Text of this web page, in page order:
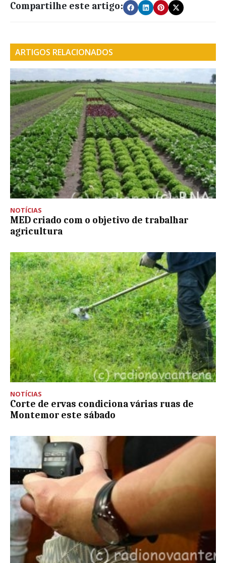
Compartilhe este artigo:
ARTIGOS RELACIONADOS
NOTÍCIAS
MED criado com o objetivo de trabalhar
agricultura
NOTÍCIAS
Corte de ervas condiciona várias ruas de
Montemor este sábado